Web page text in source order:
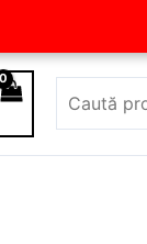
Caută